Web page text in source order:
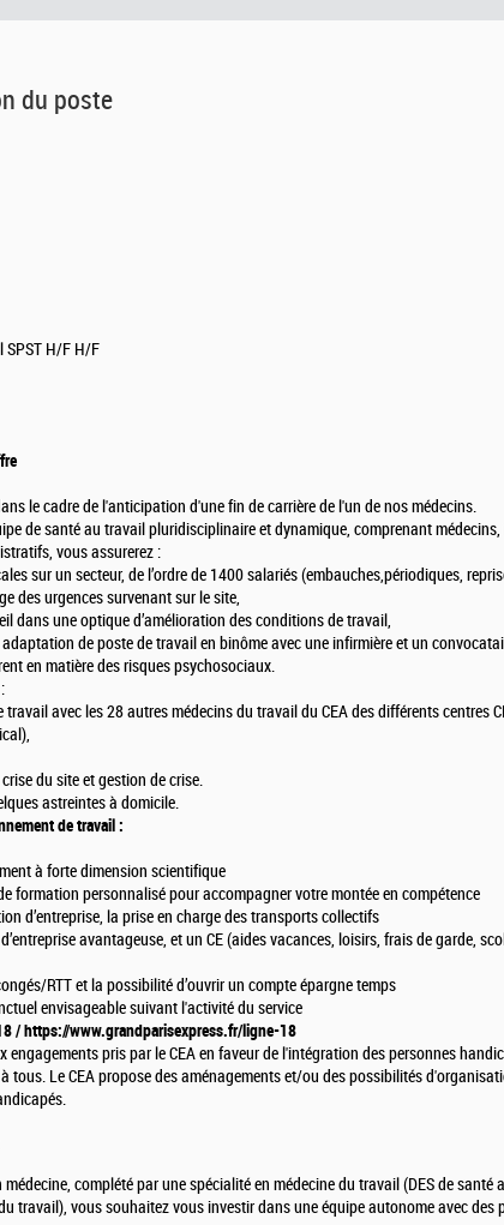
du poste
SPST H/F H/F
le cadre de l'anticipation d'une fin de carrière de l'un de nos médecins.
de santé au travail pluridisciplinaire et dynamique, comprenant
vous assurerez :
sur un secteur, de l’ordre de 1400 salariés (embauches,périodiques,
des urgences survenant sur le site,
dans une optique d’amélioration des conditions de travail,
de poste de travail en binôme avec une infirmière et un
en matière des risques psychosociaux.
travail avec les 28 autres médecins du travail du CEA des différents centres
du site et gestion de crise.
astreintes à domicile.
de travail :
à forte dimension scientifique
personnalisé pour accompagner votre montée en compétence
d’entreprise, la prise en charge des transports collectifs
avantageuse, et un CE (aides vacances, loisirs, frais de garde,
RTT et la possibilité d’ouvrir un compte épargne temps
envisageable suivant l'activité du service
/ https://www.grandparisexpress.fr/ligne-18
engagements pris par le CEA en faveur de l'intégration des personnes
tous. Le CEA propose des aménagements et/ou des possibilités
médecine, complété par une spécialité en médecine du travail (DES de santé
travail), vous souhaitez vous investir dans une équipe autonome avec des